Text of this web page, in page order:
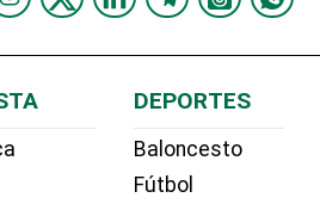
DEPORTES
Baloncesto
Fútbol